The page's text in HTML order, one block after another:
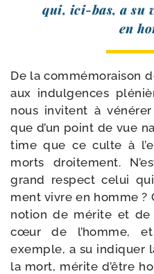
qui, ici-​bas, a su
en
De la com­mé­mo­rai­son
aux indul­gences
nous invitent à
que d’un point de vue
time que ce culte à
morts droi­te­ment.
grand res­pect celui
ment vivre en homme ?
notion de mérite et
cœur de l’homme,
exemple, a su indi­quer
la mort, mérite d’être